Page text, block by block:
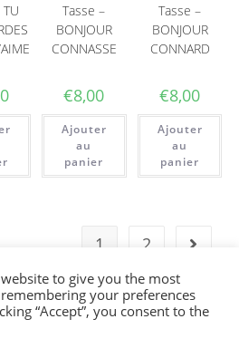
en ligne. La
fait via un point relais.
Tasse –
BONJOUR
CONNASSE
€8,00
Ajouter
au
panier
Tasse –
BONJOUR
CONNARD
€8,00
Ajouter
au
panier
1 2
to give you the most
your preferences
“Accept”, you consent to the